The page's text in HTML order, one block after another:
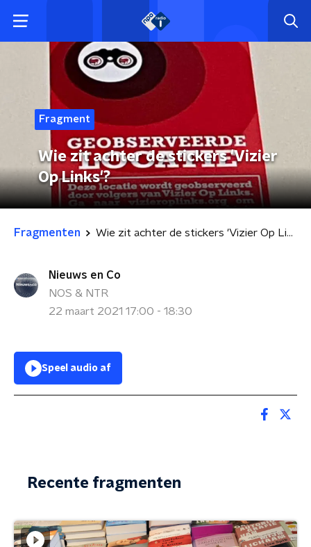
Fragment
Wie zit achter de stickers 'Vizier
Op Links'?
Fragmenten Wie zit achter de stickers 'Vizier Op Links'?
Nieuws en Co
NOS & NTR
22 maart 2021 17:00 - 18:30
Speel audio af
Recente fragmenten